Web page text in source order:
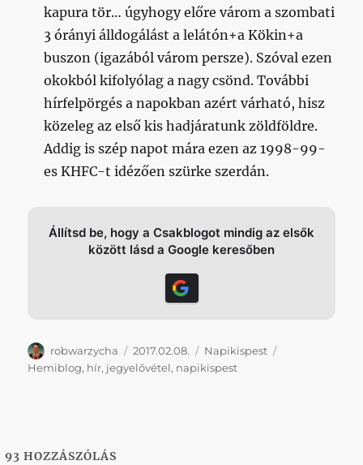
kapura tör… úgyhogy előre várom a szombati
3 órányi álldogálást a lelátón+a Kökin+a
buszon (igazából várom persze). Szóval ezen
okokból kifolyólag a nagy csönd. További
hírfelpörgés a napokban azért várható, hisz
közeleg az első kis hadjáratunk zöldföldre.
Addig is szép napot mára ezen az 1998-99-
es KHFC-t idézően szürke szerdán.
Állítsd be, hogy a Csakblogot mindig az elsők
között lásd a Google keresőben
Szerző
robwarzycha Közzétéve
2017.02.08. Kategória
Napikispest
Hemiblog, hír, jegyelővétel, napikispest
93 HOZZÁSZÓLÁS